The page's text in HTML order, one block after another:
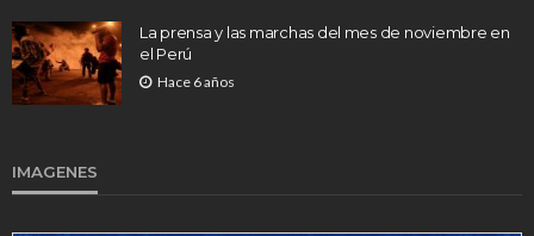
La prensa y las marchas del mes de noviembre en
el Perú
Hace 6 años
IMAGENES